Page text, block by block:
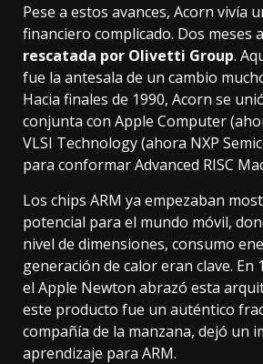
Pese a estos avances, Acorn vivía
financiero complicado. Dos meses
rescatada por Olivetti Group.
fue la antesala de un cambio
Hacia finales de 1990, Acorn se
conjunta con Apple Computer
VLSI Technology (ahora NXP
para conformar Advanced RISC
Los chips ARM ya empezaban
potencial para el mundo móvil,
nivel de dimensiones, consumo
generación de calor eran clave. En
el Apple Newton abrazó esta
este producto fue un auténtico
compañía de la manzana, dejó un
aprendizaje para ARM.